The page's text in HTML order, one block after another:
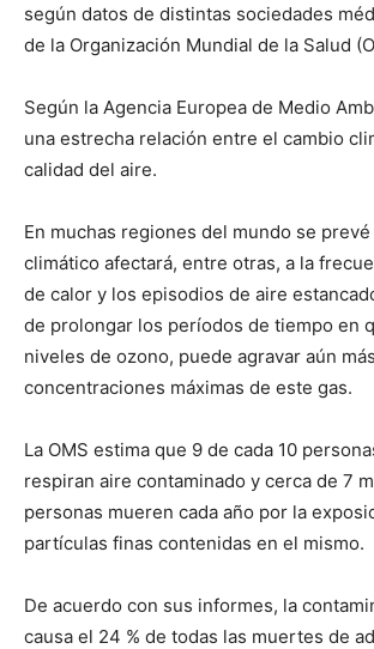
según datos de distintas sociedades
de la Organización Mundial de la Salud
Según la Agencia Europea de Medio
una estrecha relación entre el cambio
calidad del aire.
En muchas regiones del mundo se
climático afectará, entre otras, a la
de calor y los episodios de aire
de prolongar los períodos de tiempo en
niveles de ozono, puede agravar aún
concentraciones máximas de este gas.
La OMS estima que 9 de cada 10
respiran aire contaminado y cerca de 7
personas mueren cada año por la
partículas finas contenidas en el mismo.
De acuerdo con sus informes, la
causa el 24 % de todas las muertes de